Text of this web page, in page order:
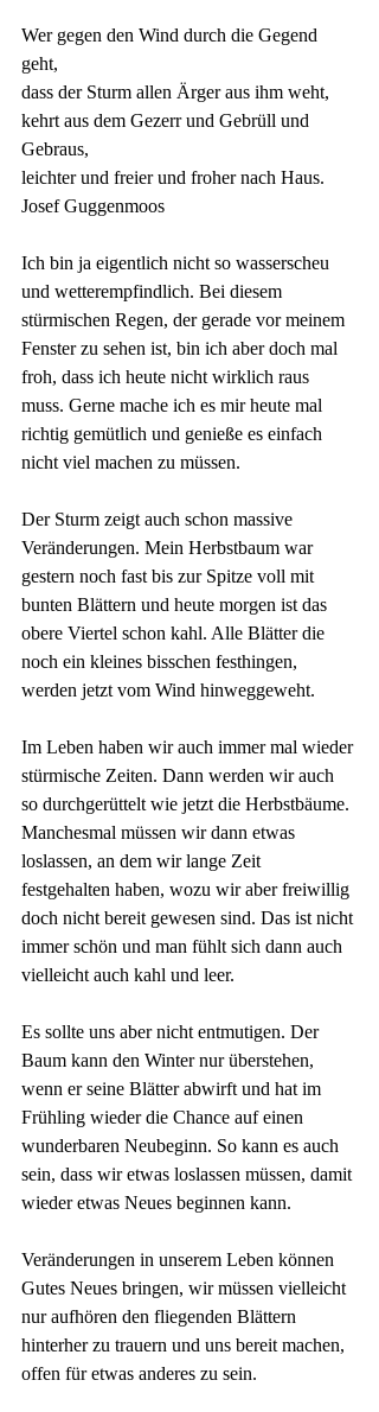
Wer gegen den Wind durch die Gegend
geht,
dass der Sturm allen Ärger aus ihm weht,
kehrt aus dem Gezerr und Gebrüll und
Gebraus,
leichter und freier und froher nach Haus.
Josef Guggenmoos
Ich bin ja eigentlich nicht so wasserscheu
und wetterempfindlich. Bei diesem
stürmischen Regen, der gerade vor meinem
Fenster zu sehen ist, bin ich aber doch mal
froh, dass ich heute nicht wirklich raus
muss. Gerne mache ich es mir heute mal
richtig gemütlich und genieße es einfach
nicht viel machen zu müssen.
Der Sturm zeigt auch schon massive
Veränderungen. Mein Herbstbaum war
gestern noch fast bis zur Spitze voll mit
bunten Blättern und heute morgen ist das
obere Viertel schon kahl. Alle Blätter die
noch ein kleines bisschen festhingen,
werden jetzt vom Wind hinweggeweht.
Im Leben haben wir auch immer mal wieder
stürmische Zeiten. Dann werden wir auch
so durchgerüttelt wie jetzt die Herbstbäume.
Manchesmal müssen wir dann etwas
loslassen, an dem wir lange Zeit
festgehalten haben, wozu wir aber freiwillig
doch nicht bereit gewesen sind. Das ist nicht
immer schön und man fühlt sich dann auch
vielleicht auch kahl und leer.
Es sollte uns aber nicht entmutigen. Der
Baum kann den Winter nur überstehen,
wenn er seine Blätter abwirft und hat im
Frühling wieder die Chance auf einen
wunderbaren Neubeginn. So kann es auch
sein, dass wir etwas loslassen müssen, damit
wieder etwas Neues beginnen kann.
Veränderungen in unserem Leben können
Gutes Neues bringen, wir müssen vielleicht
nur aufhören den fliegenden Blättern
hinterher zu trauern und uns bereit machen,
offen für etwas anderes zu sein.